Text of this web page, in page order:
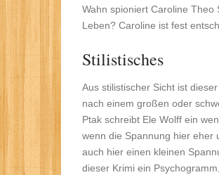
Wahn spioniert Caroline Theo
Leben? Caroline ist fest
Stilistisches
Aus stilistischer Sicht ist dieser
nach einem großen oder
Ptak schreibt Ele Wolff ein
wenn die Spannung hier eher
auch hier einen kleinen
dieser Krimi ein